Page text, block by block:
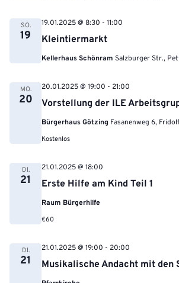
SO.
19 Kleintiermarkt
19.01.2025 @ 8:30 - 11:00
Kellerhaus Schönram Salzburger Str.,
MO.
20 Vorstellung der ILE
20.01.2025 @ 19:00 - 21:00
Bürgerhaus Götzing Fasanenweg 6,
Kostenlos
DI.
21 Erste Hilfe am Kind Teil 1
21.01.2025 @ 18:00
Raum Bürgerhilfe
€60
DI.
21 Musikalische Andacht mit den
21.01.2025 @ 19:00 - 20:00